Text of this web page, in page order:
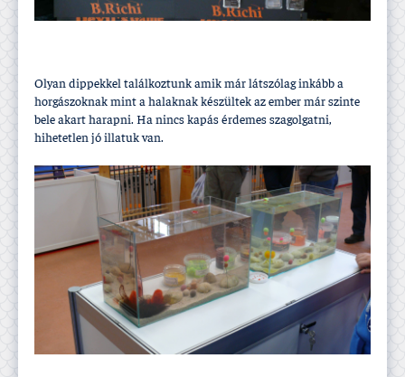
Olyan dippekkel találkoztunk amik már látszólag inkább a
horgászoknak mint a halaknak készültek az ember már szinte
bele akart harapni. Ha nincs kapás érdemes szagolgatni,
hihetetlen jó illatuk van.